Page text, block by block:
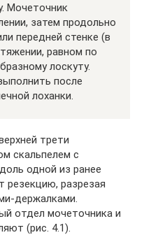
Мочеточник
затем продольно
передней стенке (в
равном по
лоскуту.
после
лоханки.
трети
скальпелем с
одной из ранее
резекцию, разрезая
держалками.
отдел мочеточника и
(рис. 4.1).